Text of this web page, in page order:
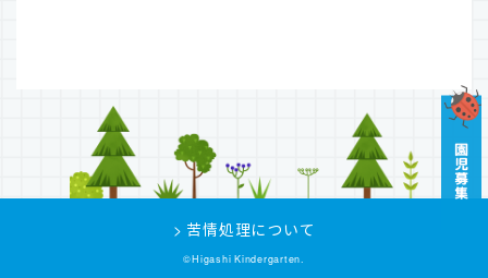
> 苦情処理について
©Higashi Kindergarten.